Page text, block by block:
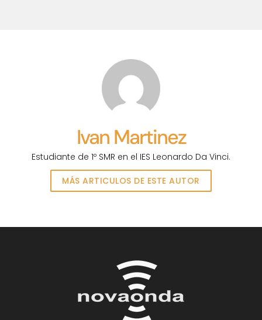
Ivan Martinez
Estudiante de 1º SMR en el IES Leonardo Da Vinci.
MÁS ARTICULOS DE ESTE AUTOR